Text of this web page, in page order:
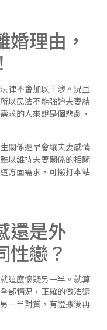
理由，
律不會加以干涉。況且
以民法不能強迫夫妻結
求的人來說是個悲劇，
關係遲早會讓夫妻感情
以維持夫妻關係的相關
方面需求，可撥打本站
還是外
性戀？
這麼懷疑另一半。就算
部情況，正確的做法還
一半對質，有證據後再